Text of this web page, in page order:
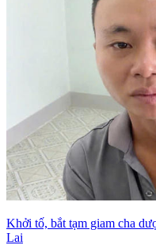
Khởi tố, bắt tạm giam cha
Lai